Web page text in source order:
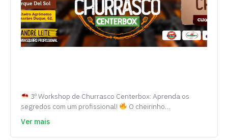
3º Workshop de Churrasco Centerbox: Aprenda os
segredos com um profissional!
O cheirinho…
Ver mais